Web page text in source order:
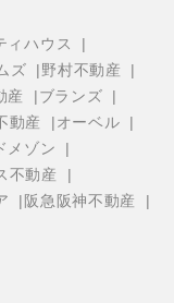
ィハウス
ズ
野村不動産
産
ブランズ
動産
オーベル
メゾン
不動産
阪急阪神不動産